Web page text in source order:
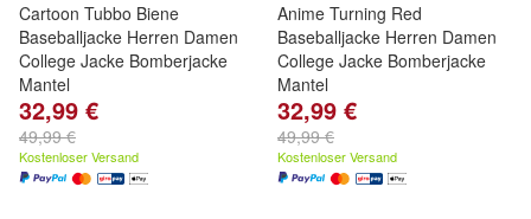
Cartoon Tubbo Biene
Baseballjacke Herren Damen
College Jacke Bomberjacke
Mantel
32,99 €
49,99 €
Kostenloser Versand
Anime Turning Red
Baseballjacke Herren Damen
College Jacke Bomberjacke
Mantel
32,99 €
49,99 €
Kostenloser Versand